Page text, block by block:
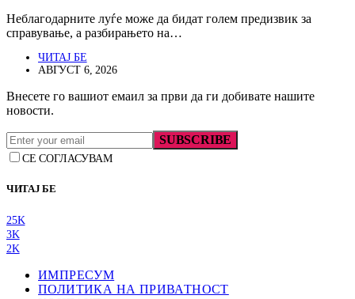
Неблагодарните луѓе може да бидат голем предизвик за
справување, а разбирањето на…
ЧИТАЈ БЕ
АВГУСТ 6, 2026
Внесете го вашиот емаил за први да ги добивате нашите
новости.
SUBSCRIBE
СЕ СОГЛАСУВАМ
ЧИТАЈ БЕ
25K
3K
2K
ИМПРЕСУМ
ПОЛИТИКА НА ПРИВАТНОСТ